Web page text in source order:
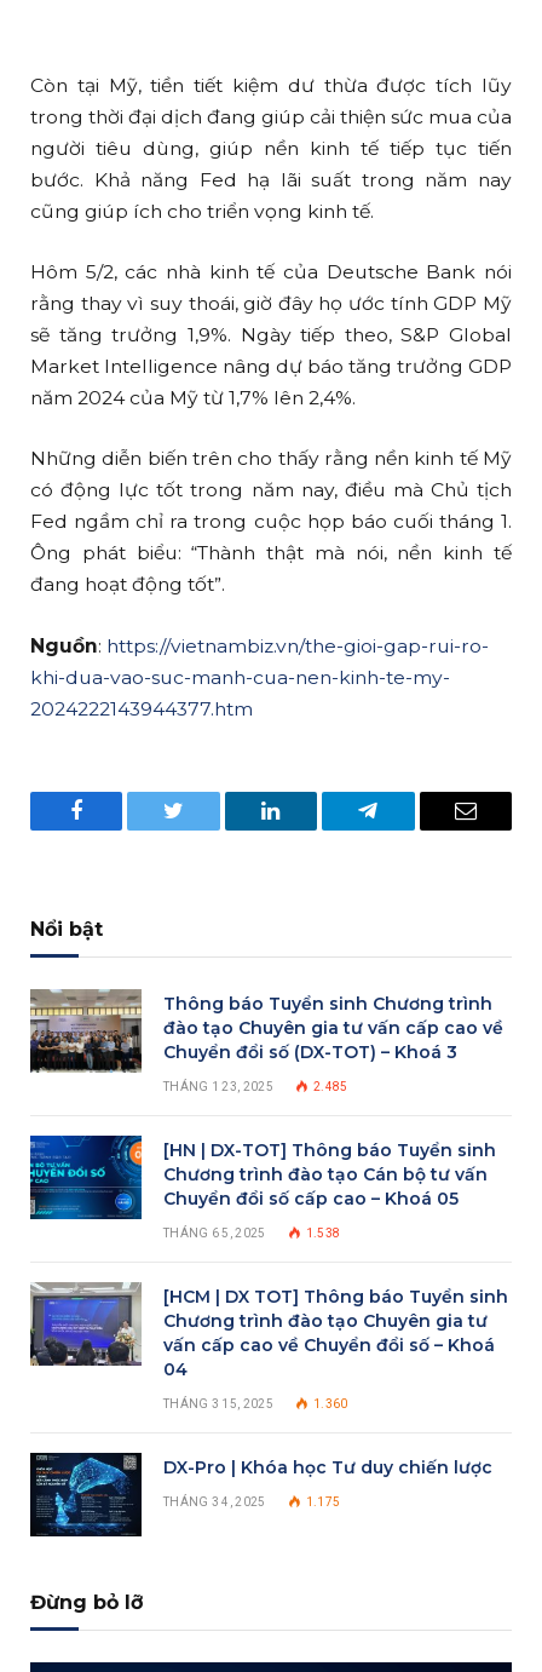
Còn tại Mỹ, tiền tiết kiệm dư thừa được tích lũy
trong thời đại dịch đang giúp cải thiện sức mua của
người tiêu dùng, giúp nền kinh tế tiếp tục tiến
bước. Khả năng Fed hạ lãi suất trong năm nay
cũng giúp ích cho triển vọng kinh tế.
Hôm 5/2, các nhà kinh tế của Deutsche Bank nói
rằng thay vì suy thoái, giờ đây họ ước tính GDP Mỹ
sẽ tăng trưởng 1,9%. Ngày tiếp theo, S&P Global
Market Intelligence nâng dự báo tăng trưởng GDP
năm 2024 của Mỹ từ 1,7% lên 2,4%.
Những diễn biến trên cho thấy rằng nền kinh tế Mỹ
có động lực tốt trong năm nay, điều mà Chủ tịch
Fed ngầm chỉ ra trong cuộc họp báo cuối tháng 1.
Ông phát biểu: “Thành thật mà nói, nền kinh tế
đang hoạt động tốt”.
Nguồn: https://vietnambiz.vn/the-gioi-gap-rui-ro-
khi-dua-vao-suc-manh-cua-nen-kinh-te-my-
2024222143944377.htm
Facebook Twitter LinkedIn Telegram Email
Nổi bật
Thông báo Tuyển sinh Chương trình
đào tạo Chuyên gia tư vấn cấp cao về
Chuyển đổi số (DX-TOT) – Khoá 3
THÁNG 1 23, 2025 2.485
[HN | DX-TOT] Thông báo Tuyển sinh
Chương trình đào tạo Cán bộ tư vấn
Chuyển đổi số cấp cao – Khoá 05
THÁNG 6 5, 2025 1.538
[HCM | DX TOT] Thông báo Tuyển sinh
Chương trình đào tạo Chuyên gia tư
vấn cấp cao về Chuyển đổi số – Khoá
04
THÁNG 3 15, 2025 1.360
DX-Pro | Khóa học Tư duy chiến lược
THÁNG 3 4, 2025 1.175
Đừng bỏ lỡ